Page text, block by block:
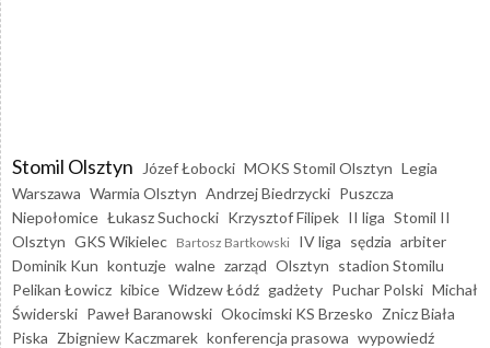
Stomil Olsztyn Józef Łobocki MOKS Stomil Olsztyn Legia
Warszawa Warmia Olsztyn Andrzej Biedrzycki Puszcza
Niepołomice Łukasz Suchocki Krzysztof Filipek II liga Stomil II
Olsztyn GKS Wikielec Bartosz Bartkowski IV liga sędzia arbiter
Dominik Kun kontuzje walne zarząd Olsztyn stadion Stomilu
Pelikan Łowicz kibice Widzew Łódź gadżety Puchar Polski Michał
Świderski Paweł Baranowski Okocimski KS Brzesko Znicz Biała
Piska Zbigniew Kaczmarek konferencja prasowa wypowiedź